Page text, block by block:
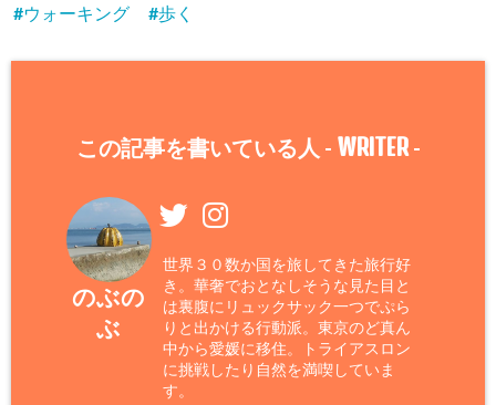
ウォーキング
歩く
この記事を書いている人 - WRITER-
のぶの
ぶ
世界３０数か国を旅してきた旅行好
き。華奢でおとなしそうな見た目と
は裏腹にリュックサック一つでぷら
りと出かける行動派。東京のど真ん
中から愛媛に移住。トライアスロン
に挑戦したり自然を満喫していま
す。